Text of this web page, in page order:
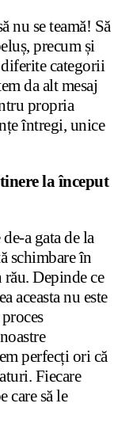
nu se teamă! Să
precum și
categorii
da alt mesaj
propria
întregi, unice
la început
a gata de la
schimbare în
Depinde ce
aceasta nu este
perfecți ori că
Fiecare
care să le